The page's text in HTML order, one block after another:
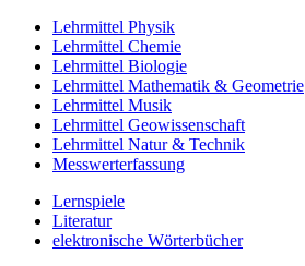
Lehrmittel Physik
Lehrmittel Chemie
Lehrmittel Biologie
Lehrmittel Mathematik & Geometrie
Lehrmittel Musik
Lehrmittel Geowissenschaft
Lehrmittel Natur & Technik
Messwerterfassung
Lernspiele
Literatur
elektronische Wörterbücher